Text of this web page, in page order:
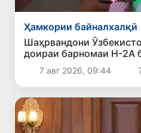
Ҳамкории байналхалқӣ
Шаҳрвандони
доираи барномаи H-2A
кишоварзӣ дар ИМА
7 авг 2026, 09:44